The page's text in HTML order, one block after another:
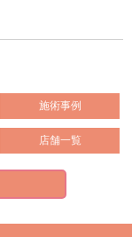
施術事例
店舗一覧